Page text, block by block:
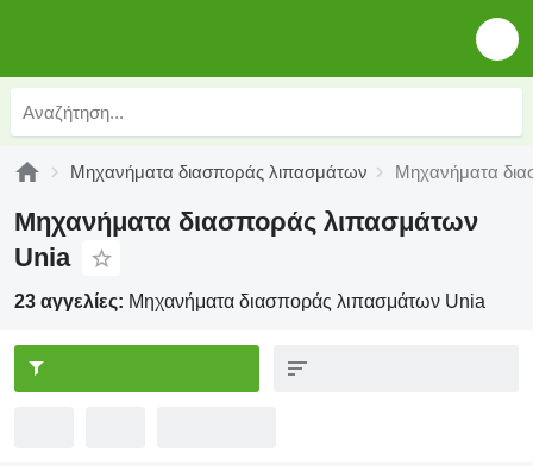
Μηχανήματα διασποράς λιπασμάτων Μηχανήματα
Μηχανήματα διασποράς λιπασμάτων
Unia
23 αγγελίες: Μηχανήματα διασποράς λιπασμάτων Unia